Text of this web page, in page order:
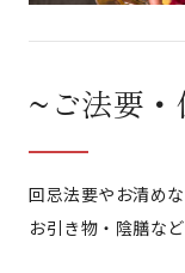
~ご法要
回忌法要やお清め
お引き物・陰膳な